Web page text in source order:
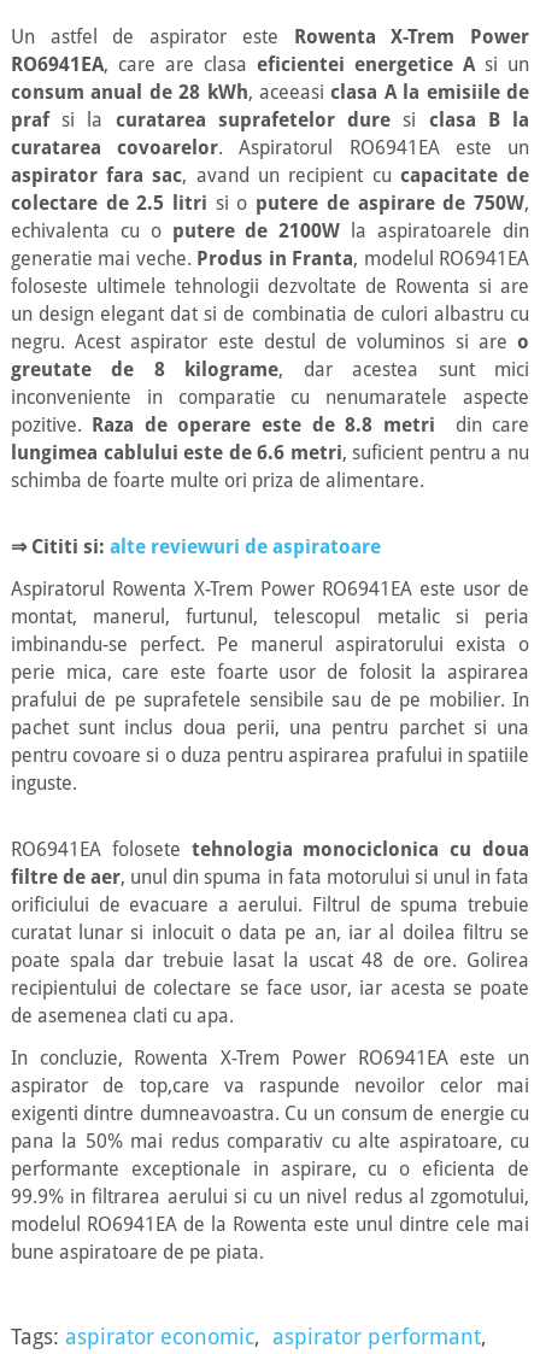
Un astfel de aspirator este Rowenta X-Trem Power
RO6941EA, care are clasa eficientei energetice Asi un
consum anual de 28 kWh, aceeasiclasa A la emisiile de
prafsi la curatarea suprafetelor dure si clasa B la
curatarea covoarelor. Aspiratorul RO6941EA este un
aspirator fara sac, avand un recipient cu capacitate de
colectare de 2.5 litri si o putere de aspirare de 750W,
echivalenta cu o putere de 2100W la aspiratoarele din
generatie mai veche. Produs in Franta, modelul RO6941EA
foloseste ultimele tehnologii dezvoltate de Rowenta si are
un design elegant dat si de combinatia de culori albastru cu
negru. Acest aspirator este destul de voluminos si are o
greutate de 8 kilograme, dar acestea sunt mici
inconveniente in comparatie cu nenumaratele aspecte
pozitive. Raza de operare este de 8.8 metri din care
lungimea cablului este de 6.6 metri, suficient pentru a nu
schimba de foarte multe ori priza de alimentare.
⇒Cititi si: alte reviewuri de aspiratoare
Aspiratorul Rowenta X-Trem Power RO6941EA este usor de
montat, manerul, furtunul, telescopul metalic si peria
imbinandu-se perfect. Pe manerul aspiratorului exista o
perie mica, care este foarte usor de folosit la aspirarea
prafului de pe suprafetele sensibile sau de pe mobilier. In
pachet sunt inclus doua perii, una pentru parchet si una
pentru covoare si o duza pentru aspirarea prafului in spatiile
inguste.
RO6941EA folosete tehnologia monociclonica cu doua
filtre de aer, unul din spuma in fata motorului si unul in fata
orificiului de evacuare a aerului. Filtrul de spuma trebuie
curatat lunar si inlocuit o data pe an, iar al doilea filtru se
poate spala dar trebuie lasat la uscat 48 de ore. Golirea
recipientului de colectare se face usor, iar acesta se poate
de asemenea clati cu apa.
In concluzie, Rowenta X-Trem Power RO6941EA este un
aspirator de top,care va raspunde nevoilor celor mai
exigenti dintre dumneavoastra. Cu un consum de energie cu
pana la 50% mai redus comparativ cu alte aspiratoare, cu
performante exceptionale in aspirare, cu o eficienta de
99.9% in filtrarea aerului si cu un nivel redus al zgomotului,
modelul RO6941EA de la Rowenta este unul dintre cele mai
bune aspiratoare de pe piata.
Tags: aspirator economic, aspirator performant,